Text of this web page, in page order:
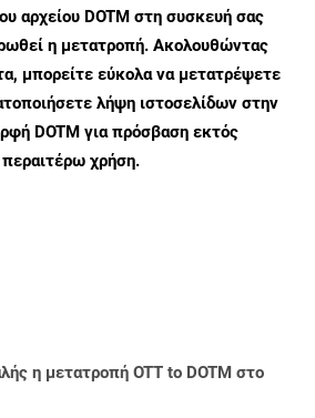
αρχείου DOTM στη συσκευή σας
η μετατροπή. Ακολουθώντας
μπορείτε εύκολα να μετατρέψετε
λήψη ιστοσελίδων στην
DOTM για πρόσβαση εκτός
χρήση.
η μετατροπή OTT to DOTM στο